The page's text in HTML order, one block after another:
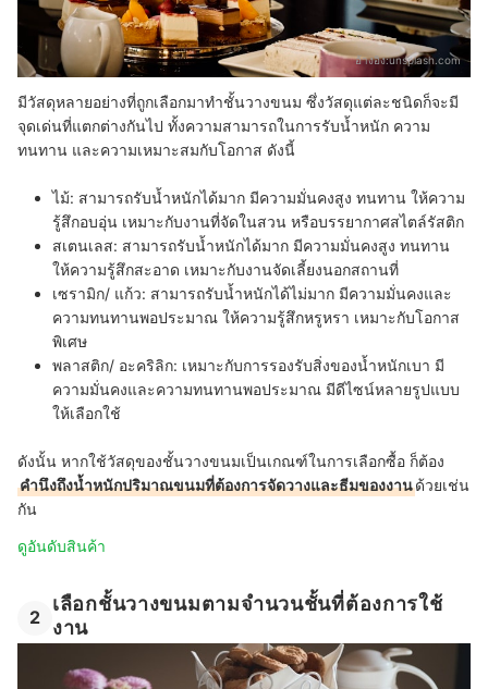
อ้างอิง:unsplash.com
มีวัสดุหลายอย่างที่ถูกเลือกมาทำชั้นวางขนม ซึ่งวัสดุแต่ละชนิดก็จะมี
จุดเด่นที่แตกต่างกันไป ทั้งความสามารถในการรับน้ำหนัก ความ
ทนทาน และความเหมาะสมกับโอกาส ดังนี้
ไม้: สามารถรับน้ำหนักได้มาก มีความมั่นคงสูง ทนทาน ให้ความ
รู้สึกอบอุ่น เหมาะกับงานที่จัดในสวน หรือบรรยากาศสไตล์รัสติก
สเตนเลส: สามารถรับน้ำหนักได้มาก มีความมั่นคงสูง ทนทาน
ให้ความรู้สึกสะอาด เหมาะกับงานจัดเลี้ยงนอกสถานที่
เซรามิก/ แก้ว: สามารถรับน้ำหนักได้ไม่มาก มีความมั่นคงและ
ความทนทานพอประมาณ ให้ความรู้สึกหรูหรา เหมาะกับโอกาส
พิเศษ
พลาสติก/ อะคริลิก: เหมาะกับการรองรับสิ่งของน้ำหนักเบา มี
ความมั่นคงและความทนทานพอประมาณ มีดีไซน์หลายรูปแบบ
ให้เลือกใช้
ดังนั้น หากใช้วัสดุของชั้นวางขนมเป็นเกณฑ์ในการเลือกซื้อ ก็ต้อง
คำนึงถึงน้ำหนักปริมาณขนมที่ต้องการจัดวางและธีมของงานด้วยเช่น
กัน
ดูอันดับสินค้า
2
เลือกชั้นวางขนมตามจำนวนชั้นที่ต้องการใช้
งาน